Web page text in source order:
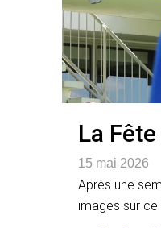
La
15 mai 2026
Après une
images sur